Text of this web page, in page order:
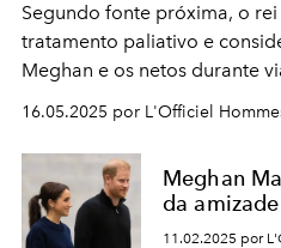
Segundo fonte próxima, o
tratamento paliativo e
Meghan e os netos durante
16.05.2025 por L'Officiel
Meghan
da
11.02.2025 por